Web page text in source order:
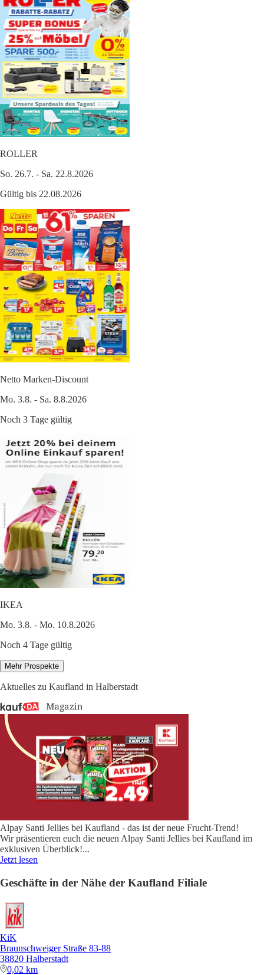
ROLLER
So. 26.7. - Sa. 22.8.2026
Gültig bis 22.08.2026
Netto Marken-Discount
Mo. 3.8. - Sa. 8.8.2026
Noch 3 Tage gültig
IKEA
Mo. 3.8. - Mo. 10.8.2026
Noch 4 Tage gültig
Mehr Prospekte
Aktuelles zu Kaufland in Halberstadt
Alpay Santi Jellies bei Kaufland - das ist der neue Frucht-Trend!
Wir präsentieren euch die neuen Alpay Santi Jellies bei Kaufland im
exklusiven Überblick!...
Jetzt lesen
Geschäfte in der Nähe der Kaufland Filiale
KiK
Braunschweiger Straße 83-88
38820 Halberstadt
0,02 km